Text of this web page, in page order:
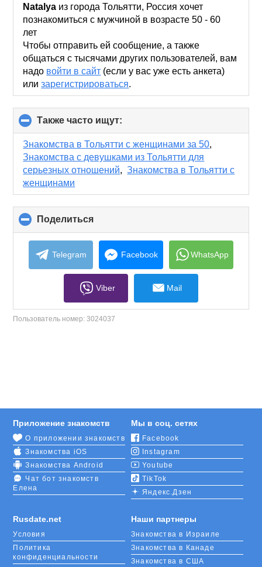
collapse
contents
Natalya из города Тольятти, Россия хочет
познакомиться с мужчиной в возрасте 50 - 60
лет
Чтобы отправить ей сообщение, а также
общаться с тысячами других пользователей, вам
надо войти в сайт (если у вас уже есть анкета)
илизарегистрироваться.
Также часто ищут:
to
collapse
contents
Знакомства в Тольятти с женщинами за 50,
Знакомства с девушками из Тольятти для
серьезных отношений,Знакомства в Тольятти с
женщинами
Поделиться
to
collapse
contents
Telegram Facebook WhatsApp
Viber Mail
Пользователь номер:3024037
Rusdate.net
Условия
Политика
конфиденциальности
Приложение знакомств
О приложении знакомств
Знакомства iOS
Знакомства Android
Чат бот знакомств
Елена
Мы в соц. сетях
Facebook
Instagram
Youtube
TikTok
Яндекс.Дзен
Наши партнеры
Знакомства в Израиле
Знакомства в Канаде
Знакомства в США